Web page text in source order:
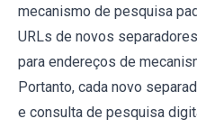
mecanismo de pesquisa
URLs de novos
para endereços de
Portanto, cada novo
e consulta de pesquisa